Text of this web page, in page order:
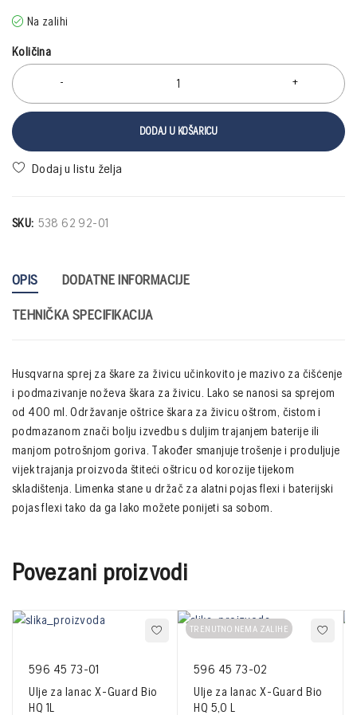
Na zalihi
Količina
DODAJ U KOŠARICU
SKU: 538 62 92-01
OPIS DODATNE INFORMACIJE
TEHNIČKA SPECIFIKACIJA
Husqvarna sprej za škare za živicu učinkovito je mazivo za čišćenje
i podmazivanje noževa škara za živicu. Lako se nanosi sa sprejom
od 400 ml. Održavanje oštrice škara za živicu oštrom, čistom i
podmazanom znači bolju izvedbu s duljim trajanjem baterije ili
manjom potrošnjom goriva. Također smanjuje trošenje i produljuje
vijek trajanja proizvoda štiteći oštricu od korozije tijekom
skladištenja. Limenka stane u držač za alatni pojas flexi i baterijski
pojas flexi tako da ga lako možete ponijeti sa sobom.
Povezani proizvodi
596 45 73-01
Ulje za lanac X-Guard Bio
HQ 1L
TRENUTNO NEMA ZALIHE
596 45 73-02
Ulje za lanac X-Guard Bio
HQ 5,0 L